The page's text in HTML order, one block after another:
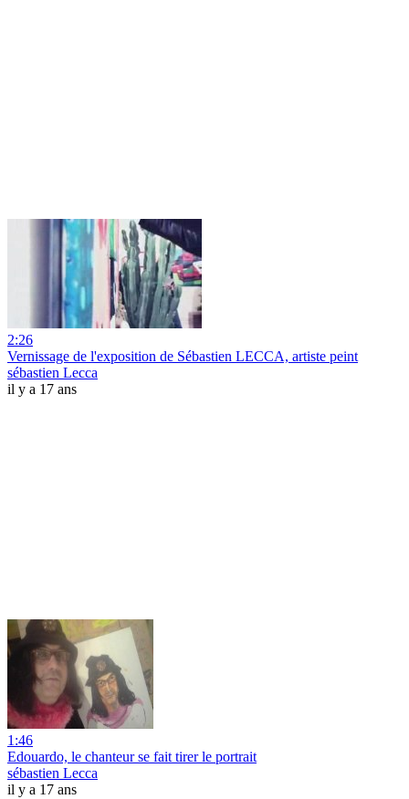
2:26
Vernissage de l'exposition de Sébastien LECCA, artiste peint
sébastien Lecca
il y a 17 ans
1:46
Edouardo, le chanteur se fait tirer le portrait
sébastien Lecca
il y a 17 ans